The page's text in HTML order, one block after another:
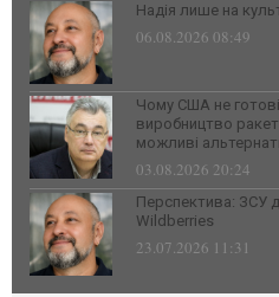
Надія лише на
06.08.2026 08:49
Чому США не готові
виробництво
можливі
03.08.2026 20:24
Перспектива: ЗСУ
Wildberries
23.07.2026 11:31